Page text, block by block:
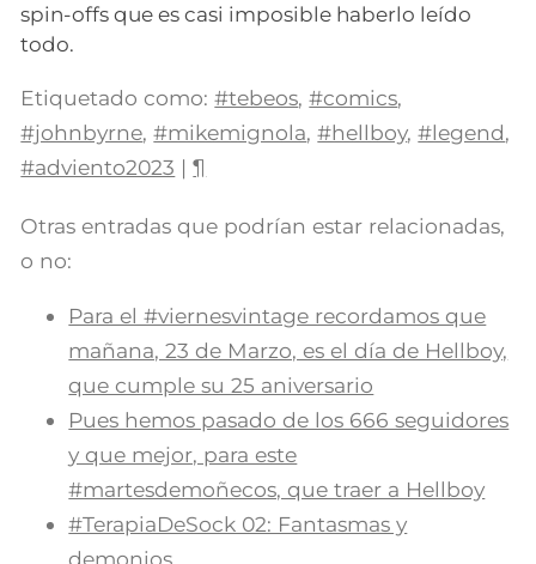
spin-offs que es casi imposible haberlo leído
todo.
Etiquetado como: #tebeos,#comics,
#johnbyrne,#mikemignola,#hellboy,#legend,
#adviento2023 |¶
Otras entradas que podrían estar relacionadas,
o no:
Para el #viernesvintage recordamos que
mañana, 23 de Marzo, es el día de Hellboy,
que cumple su 25 aniversario
Pues hemos pasado de los 666 seguidores
y que mejor, para este
#martesdemoñecos, que traer a Hellboy
#TerapiaDeSock 02: Fantasmas y
demonios